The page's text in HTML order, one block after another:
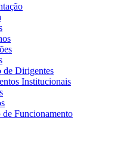
de Dirigentes
Institucionais
Funcionamento